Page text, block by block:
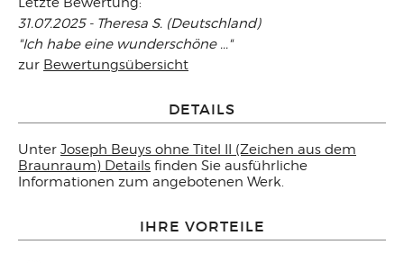
31.07.2025 - Theresa S. (Deutschland)
"Ich habe eine wunderschöne ..."
zur Bewertungsübersicht
DETAILS
Unter Joseph Beuys ohne Titel II (Zeichen aus dem
Braunraum) Details finden Sie ausführliche
Informationen zum angebotenen Werk.
IHRE VORTEILE